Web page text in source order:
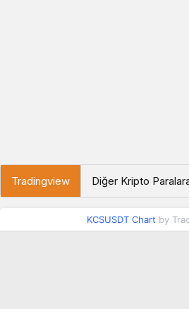
Tradingview Diğer Kripto
KCSUSDT Chart by